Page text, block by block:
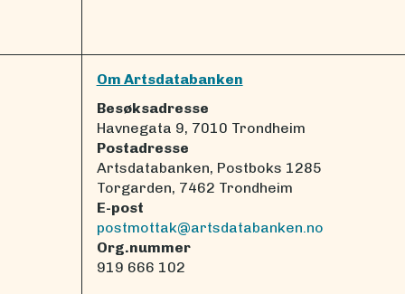
Om Artsdatabanken
Besøksadresse
Havnegata 9, 7010 Trondheim
Postadresse
Artsdatabanken, Postboks 1285
Torgarden, 7462 Trondheim
E-post
postmottak@artsdatabanken.no
Org.nummer
919 666 102